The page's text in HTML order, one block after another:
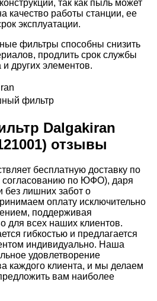
так как пыль может
качество работы станции, ее
эксплуатации.
фильтры способны снизить
продлить срок службы
других элементов.
фильтр
Dalgakiran
отзывы
бесплатную доставку по
согласованию по ЮФО), даря
без лишних забот о
оплату исключительно
поддерживая
для всех наших клиентов.
гибкостью и предлагается
индивидуально. Наша
удовлетворение
каждого клиента, и мы делаем
вам наиболее